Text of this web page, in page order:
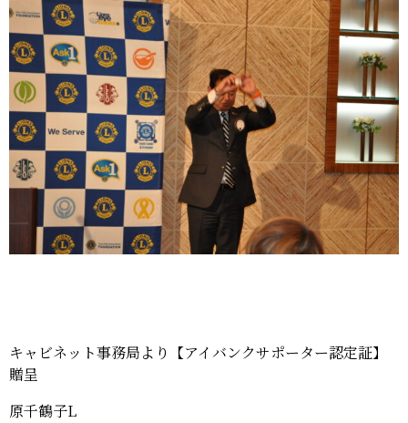
キャビネット事務局より【アイバンクサポーター認定証】
贈呈
原千鶴子L